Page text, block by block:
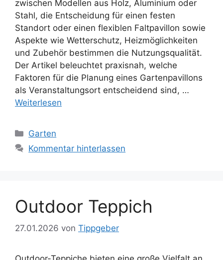
zwischen Modellen aus Holz, Aluminium oder
Stahl, die Entscheidung für einen festen
Standort oder einen flexiblen Faltpavillon sowie
Aspekte wie Wetterschutz, Heizmöglichkeiten
und Zubehör bestimmen die Nutzungsqualität.
Der Artikel beleuchtet praxisnah, welche
Faktoren für die Planung eines Gartenpavillons
als Veranstaltungsort entscheidend sind, …
Weiterlesen
Kategorien
Garten
Kommentar hinterlassen
Outdoor Teppich
27.01.2026 von Tippgeber